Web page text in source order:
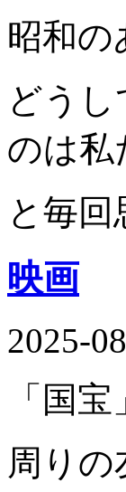
昭和の
どう
のは私
と毎
映画
2025-
「国
周り